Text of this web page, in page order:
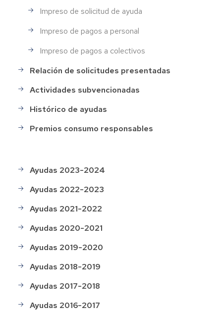
Impreso de solicitud de ayuda
Impreso de pagos a personal
Impreso de pagos a colectivos
Relación de solicitudes presentadas
Actividades subvencionadas
Histórico de ayudas
Premios consumo responsables
Menú
Histórico
de
ayudas
Ayudas 2023-2024
Ayudas 2022-2023
Ayudas 2021-2022
Ayudas 2020-2021
Ayudas 2019-2020
Ayudas 2018-2019
Ayudas 2017-2018
Ayudas 2016-2017